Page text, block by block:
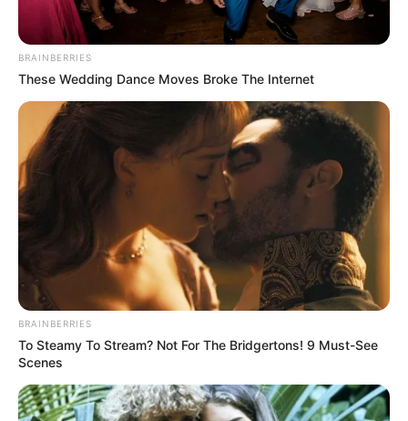
BRAINBERRIES
These Wedding Dance Moves Broke The Internet
BRAINBERRIES
To Steamy To Stream? Not For The Bridgertons! 9 Must-See
Scenes